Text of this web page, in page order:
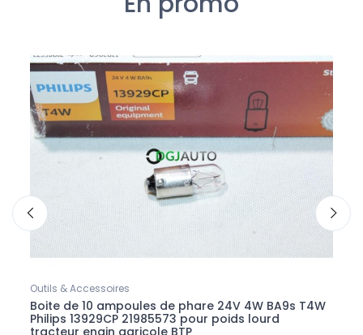
Outils & Accessoires
Boite de 10 ampoules de phare 24V 4W BA9s T4W
Philips 13929CP 21985573 pour poids lourd
tracteur engin agricole BTP